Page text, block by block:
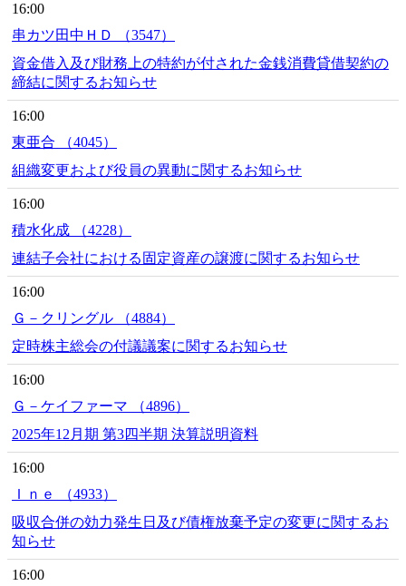
16:00
串カツ田中ＨＤ （3547）
資金借入及び財務上の特約が付された金銭消費貸借契約の
締結に関するお知らせ
16:00
東亜合 （4045）
組織変更および役員の異動に関するお知らせ
16:00
積水化成 （4228）
連結子会社における固定資産の譲渡に関するお知らせ
16:00
Ｇ－クリングル （4884）
定時株主総会の付議議案に関するお知らせ
16:00
Ｇ－ケイファーマ （4896）
2025年12月期 第3四半期 決算説明資料
16:00
Ｉｎｅ （4933）
吸収合併の効力発生日及び債権放棄予定の変更に関するお
知らせ
16:00